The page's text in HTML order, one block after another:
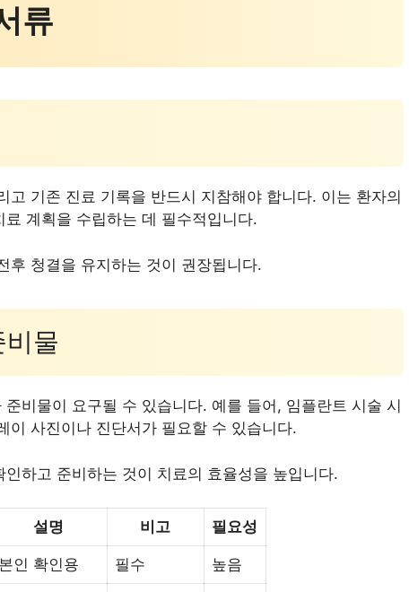
류
고 기존 진료 기록을 반드시 지참해야 합니다. 이는 환자의
계획을 수립하는 데 필수적입니다.
후 청결을 유지하는 것이 권장됩니다.
물
비물이 요구될 수 있습니다. 예를 들어, 임플란트 시술 시
이 사진이나 진단서가 필요할 수 있습니다.
하고 준비하는 것이 치료의 효율성을 높입니다.
설명 비고 필요성
본인 확인용 필수 높음